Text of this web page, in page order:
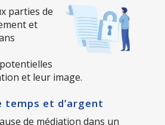
parties de
et
et leur image.
temps et d’argent
de médiation dans un